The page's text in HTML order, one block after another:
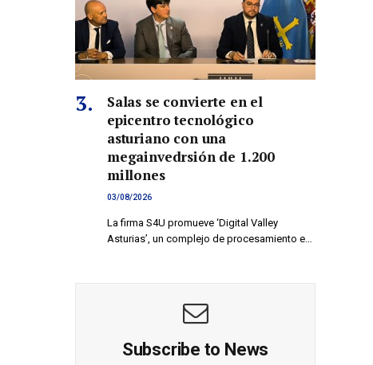
Salas se convierte en el
epicentro tecnológico
asturiano con una
megainvedrsión de 1.200
millones
03/08/2026
La firma S4U promueve ‘Digital Valley
Asturias’, un complejo de procesamiento e…
Subscribe to News